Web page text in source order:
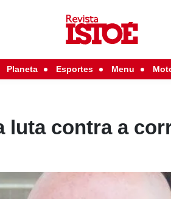
Planeta Esportes Menu
luta contra a